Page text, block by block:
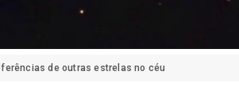
de outras estrelas no céu